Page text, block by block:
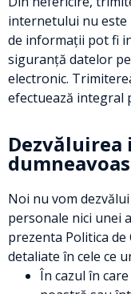
internetului nu este
de informații pot fi
siguranță datelor
electronic.
efectuează integral
Noi nu vom
personale nici unei
prezenta Politica
detaliate în cele ce
În cazul în